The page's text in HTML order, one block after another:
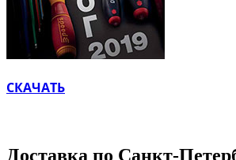
СКАЧАТЬ
Доставка по Санкт-